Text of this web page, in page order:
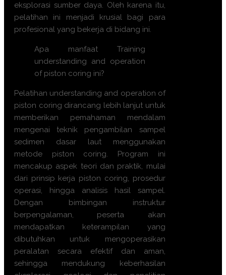
eksplorasi sumber daya. Oleh karena itu,
pelatihan ini menjadi krusial bagi para
profesional yang bekerja di bidang ini.
Apa manfaat Training
understanding and operation
of piston coring ini?
Pelatihan understanding and operation of
piston coring dirancang lebih lanjut untuk
memberikan pemahaman mendalam
mengenai teknik pengambilan sampel
sedimen dasar laut menggunakan
metode piston coring. Program ini
mencakup aspek teori dan praktik, mulai
dari prinsip kerja piston coring, prosedur
operasi, hingga analisis hasil sampel.
Dengan bimbingan instruktur
berpengalaman, peserta akan
mendapatkan keterampilan yang
dibutuhkan untuk mengoperasikan
peralatan secara efektif dan aman,
sehingga mendukung keberhasilan